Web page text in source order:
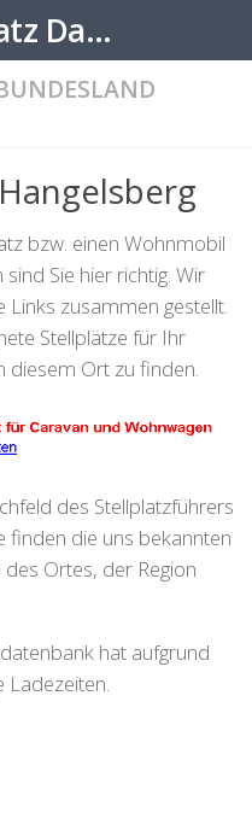
Wohnmobil Stellplatz Datenbank
bzw. einen Wohnmobil
Sie hier richtig. Wir
Links zusammen gestellt.
Stellplätze für Ihr
diesem Ort zu finden.
des Stellplatzführers
finden die uns bekannten
Ortes, der Region
hat aufgrund
Ladezeiten.